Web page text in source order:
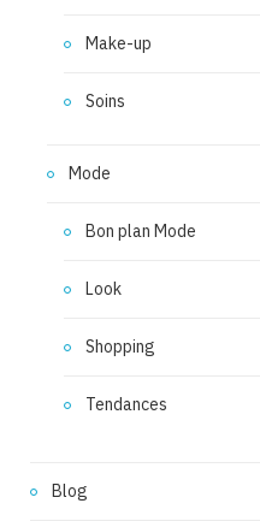
Make-up
Soins
Mode
Bon plan Mode
Look
Shopping
Tendances
Blog